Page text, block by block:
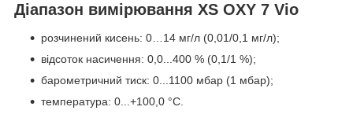
Діапазон вимірювання XS OXY 7 Vio
розчинений кисень: 0…14 мг/л (0,01/0,1 мг/л);
відсоток насичення: 0,0...400 % (0,1/1 %);
барометричний тиск: 0...1100 мбар (1 мбар);
температура: 0...+100,0 °С.